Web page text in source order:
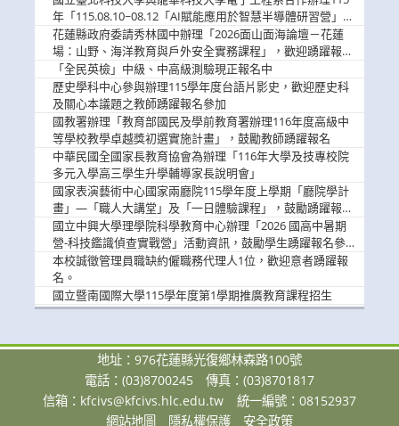
年「115.08.10~08.12「AI賦能應用於智慧半導體研習營」，
歡迎學生踴躍報名參加
花蓮縣政府委請秀林國中辦理「2026面山面海論壇－花蓮
場：山野、海洋教育與戶外安全實務課程」，歡迎踴躍報名
參加
「全民英檢」中級、中高級測驗現正報名中
歷史學科中心參與辦理115學年度台語片影史，歡迎歷史科
及關心本議題之教師踴躍報名參加
國教署辦理「教育部國民及學前教育署辦理116年度高級中
等學校教學卓越獎初選實施計畫」，鼓勵教師踴躍報名
中華民國全國家長教育協會為辦理「116年大學及技專校院
多元入學高三學生升學輔導家長說明會」
國家表演藝術中心國家兩廳院115學年度上學期「廳院學計
畫」—「職人大講堂」及「一日體驗課程」，鼓勵踴躍報名
參與。
國立中興大學理學院科學教育中心辦理「2026 國高中暑期
營-科技鑑識偵查實戰營」活動資訊，鼓勵學生踴躍報名參
加。
本校誠徵管理員職缺約僱職務代理人1位，歡迎意者踴躍報
名。
國立暨南國際大學115學年度第1學期推廣教育課程招生
地址：976花蓮縣光復鄉林森路100號
電話：(03)8700245
傳真：(03)8701817
信箱： kfcivs@kfcivs.hlc.edu.tw
統一編號：08152937
網站地圖
隱私權保護 安全政策